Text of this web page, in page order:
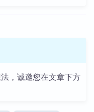
，诚邀您在文章下方